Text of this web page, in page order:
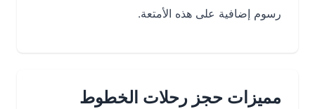
رسوم إضافية على هذه الأمتعة.
مميزات حجز رحلات الخطوط